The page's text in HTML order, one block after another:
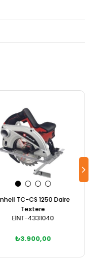
TC-CS 1250 Daire
Testere
EİNT-4331040
₺3.900,00